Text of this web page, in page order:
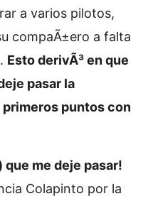
a varios pilotos,
compaÃ±ero a falta
Esto derivÃ³ en que
pasar la
puntos con
que me deje pasar!
Colapinto por la